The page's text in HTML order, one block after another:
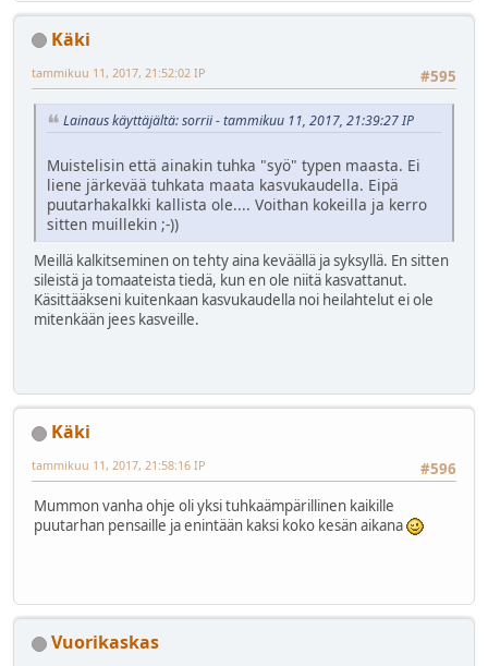
Käki
#595
tammikuu 11, 2017, 21:52:02 IP
Lainaus käyttäjältä: sorrii - tammikuu 11, 2017, 21:39:27 IP
Muistelisin että ainakin tuhka "syö" typen maasta. Ei
liene järkevää tuhkata maata kasvukaudella. Eipä
puutarhakalkki kallista ole.... Voithan kokeilla ja kerro
sitten muillekin ;-))
Meillä kalkitseminen on tehty aina keväällä ja syksyllä. En sitten
sileistä ja tomaateista tiedä, kun en ole niitä kasvattanut.
Käsittääkseni kuitenkaan kasvukaudella noi heilahtelut ei ole
mitenkään jees kasveille.
Käki
#596
tammikuu 11, 2017, 21:58:16 IP
Mummon vanha ohje oli yksi tuhkaämpärillinen kaikille
puutarhan pensaille ja enintään kaksi koko kesän aikana
Vuorikaskas